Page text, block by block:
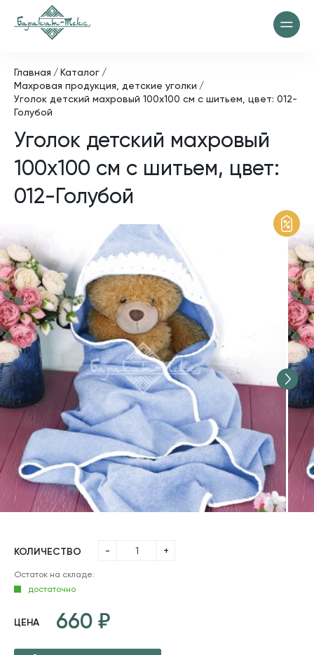
Главная
Каталог
Махровая продукция, детские уголки
Уголок детский махровый 100х100 см с шитьем, цвет: 012-
Голубой
Уголок детский махровый
100х100 см с шитьем, цвет:
012-Голубой
КОЛИЧЕСТВО - +
Остаток на складе:
достаточно
ЦЕНА 660